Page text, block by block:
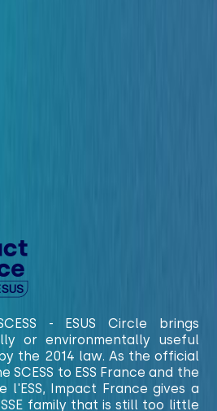
- ESUS Circle brings
or environmentally useful
the 2014 law. As the official
to ESS France and the
l'ESS, Impact France gives a
family that is still too little